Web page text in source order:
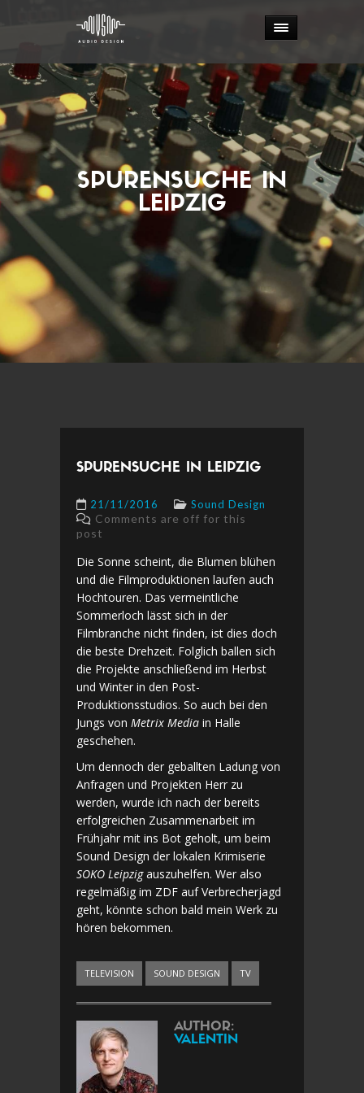
SPURENSUCHE IN
LEIPZIG
SPURENSUCHE IN LEIPZIG
21/11/2016 Sound Design
Comments are off for this
post
Die Sonne scheint, die Blumen blühen
und die Filmproduktionen laufen auch
Hochtouren. Das vermeintliche
Sommerloch lässt sich in der
Filmbranche nicht finden, ist dies doch
die beste Drehzeit. Folglich ballen sich
die Projekte anschließend im Herbst
und Winter in den Post-
Produktionsstudios. So auch bei den
Jungs von Metrix Media in Halle
geschehen.
Um dennoch der geballten Ladung von
Anfragen und Projekten Herr zu
werden, wurde ich nach der bereits
erfolgreichen Zusammenarbeit im
Frühjahr mit ins Bot geholt, um beim
Sound Design der lokalen Krimiserie
SOKO Leipzigauszuhelfen. Wer also
regelmäßig im ZDF auf Verbrecherjagd
geht, könnte schon bald mein Werk zu
hören bekommen.
TELEVISION SOUND DESIGN TV
AUTHOR:
VALENTIN